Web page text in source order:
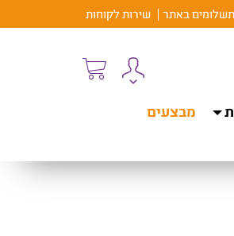
תשלומים באתר שירות לקוחות
מבצעים